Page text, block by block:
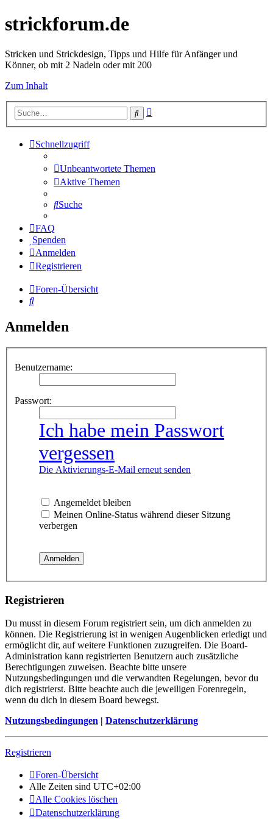
strickforum.de
Stricken und Strickdesign, Tipps und Hilfe für Anfänger und
Könner, ob mit 2 Nadeln oder mit 200
Zum Inhalt
Suche
Schnellzugriff
Unbeantwortete Themen
Aktive Themen
Suche
FAQ
Spenden
Anmelden
Registrieren
Foren-Übersicht
Suche
Anmelden
Benutzername:
Passwort:
Ich habe mein Passwort
vergessen
Die Aktivierungs-E-Mail erneut senden
Angemeldet bleiben
Meinen Online-Status während dieser Sitzung
verbergen
Registrieren
Du musst in diesem Forum registriert sein, um dich anmelden zu
können. Die Registrierung ist in wenigen Augenblicken erledigt und
ermöglicht dir, auf weitere Funktionen zuzugreifen. Die Board-
Administration kann registrierten Benutzern auch zusätzliche
Berechtigungen zuweisen. Beachte bitte unsere
Nutzungsbedingungen und die verwandten Regelungen, bevor du
dich registrierst. Bitte beachte auch die jeweiligen Forenregeln,
wenn du dich in diesem Board bewegst.
Nutzungsbedingungen | Datenschutzerklärung
Registrieren
Foren-Übersicht
Alle Zeiten sind UTC+02:00
Alle Cookies löschen
Datenschutzerklärung